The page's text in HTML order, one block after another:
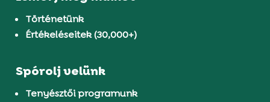
Történetünk
Értékeléseitek (30,000+)
Spórolj velünk
Tenyésztői programunk